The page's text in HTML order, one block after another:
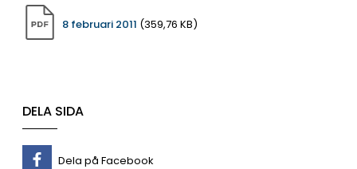
8 februari 2011 (359,76 KB)
DELA SIDA
Dela på Facebook